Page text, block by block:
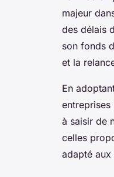
majeur
des délais
son fonds
et la
En
à saisir de
celles
adapté aux